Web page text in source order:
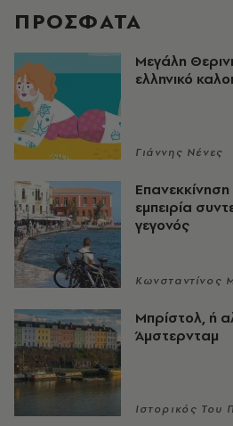
ΠΡΟΣΦΑΤΑ
Μεγάλη
ελληνικό
Γιάννης Νένες
εμπειρία
γεγονός
Κωνσταντίνος
Μπρίστολ, ή
Άμστερνταμ
Ιστορικός Του